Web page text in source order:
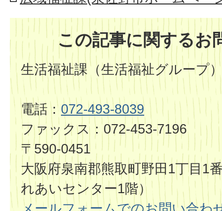
この記事に関するお
生活福祉課（生活福祉グループ
電話： 072-493-8039
ファックス：072-453-7196
〒590-0451
大阪府泉南郡熊取町野田1丁目1
れあいセンター1階）